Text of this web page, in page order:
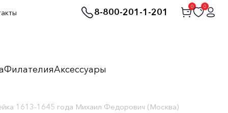
8-800-201-1-201
0 0
ФилателияАксессуары
1613-1645 года Михаил Федорович (Москва)